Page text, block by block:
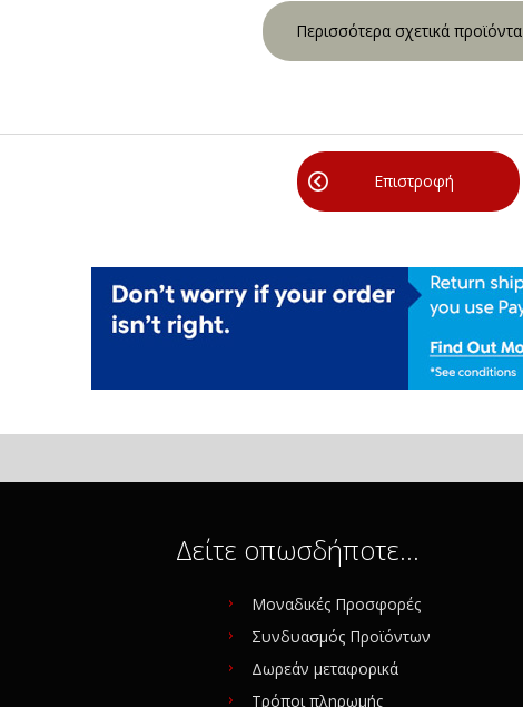
Περισσότερα σχετικά προϊόντα
Επιστροφή
Δείτε οπωσδήποτε…
Μοναδικές Προσφορές
Συνδυασμός Προϊόντων
Δωρεάν μεταφορικά
Τρόποι πληρωμής